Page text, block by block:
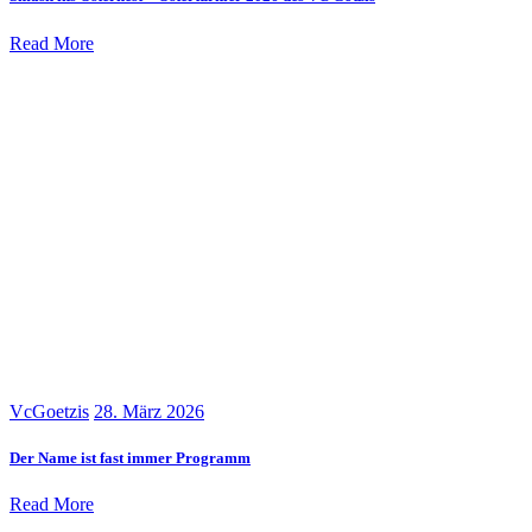
Read More
VcGoetzis 28. März 2026
Der Name ist fast immer Programm
Read More